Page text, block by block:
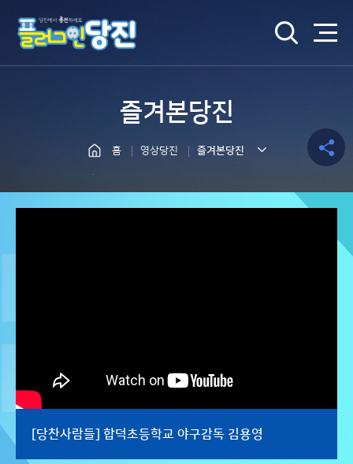
즐겨본당진
홈 영상당진 즐겨본당진
기
[당찬사람들] 합덕초등학교 야구감독 김용영